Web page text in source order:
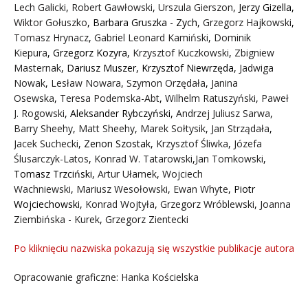
Lech Galicki, Robert Gawłowski, Urszula Gierszon, Jerzy Gizella,
Wiktor Gołuszko, Barbara Gruszka - Zych, Grzegorz Hajkowski,
Tomasz Hrynacz, Gabriel Leonard Kamiński, Dominik
Kiepura, Grzegorz Kozyra, Krzysztof Kuczkowski, Zbigniew
Masternak, Dariusz Muszer, Krzysztof Niewrzęda, Jadwiga
Nowak, Lesław Nowara, Szymon Orzędała, Janina
Osewska, Teresa Podemska-Abt, Wilhelm Ratuszyński, Paweł
J. Rogowski, Aleksander Rybczyński, Andrzej Juliusz Sarwa,
Barry Sheehy, Matt Sheehy, Marek Sołtysik, Jan Strządała,
Jacek Suchecki, Zenon Szostak, Krzysztof Śliwka, Józefa
Ślusarczyk-Latos, Konrad W. Tatarowski,Jan Tomkowski,
Tomasz Trzciński, Artur Ułamek, Wojciech
Wachniewski, Mariusz Wesołowski, Ewan Whyte, Piotr
Wojciechowski, Konrad Wojtyła, Grzegorz Wróblewski, Joanna
Ziembińska - Kurek, Grzegorz Zientecki
Po kliknięciu nazwiska pokazują się wszystkie publikacje autora
Opracowanie graficzne: Hanka Kościelska